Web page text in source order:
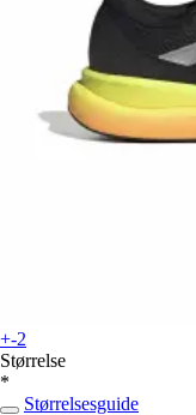
+-2
Størrelse
*
Størrelsesguide